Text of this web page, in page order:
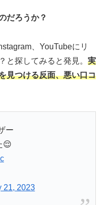
だろうか？
、YouTubeにリ
と探してみると発見。 実
見つける反面、悪い口コ
ー
😌
21, 2023